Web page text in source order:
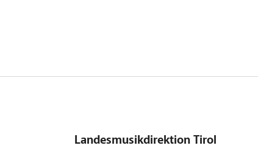
Landesmusikdirektion Tirol